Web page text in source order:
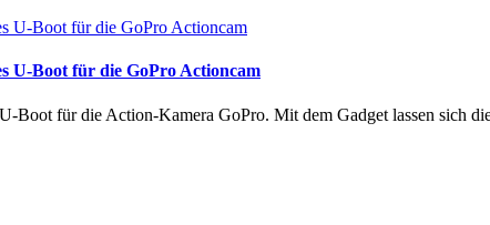
U-Boot für die GoPro Actioncam
Boot für die Action-Kamera GoPro. Mit dem Gadget lassen sich